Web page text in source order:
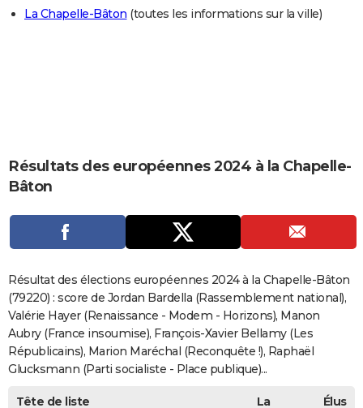
Alimentation
Guide de la santé
Maladies
Médicaments
Sommeil
VOYAGE
Carte de Noël
Carte Bonne année
Carte Saint-Valentin
Carte Pâques
Carte d'anniversaire
COPAINS D'AVANT
AVIS DE DÉCÈS
FORUM
Bricolage
Lifestyle
Culture
Sport
Auto
Television
Voyage
Cinema
La Chapelle-Bâton (toutes les informations sur la ville)
Résultats des européennes 2024 à la Chapelle-
Bâton
Résultat des élections européennes 2024 à la Chapelle-Bâton
(79220) : score de Jordan Bardella (Rassemblement national),
Valérie Hayer (Renaissance - Modem - Horizons), Manon
Aubry (France insoumise), François-Xavier Bellamy (Les
Républicains), Marion Maréchal (Reconquête !), Raphaël
Glucksmann (Parti socialiste - Place publique)...
Tête de liste
La
Élus